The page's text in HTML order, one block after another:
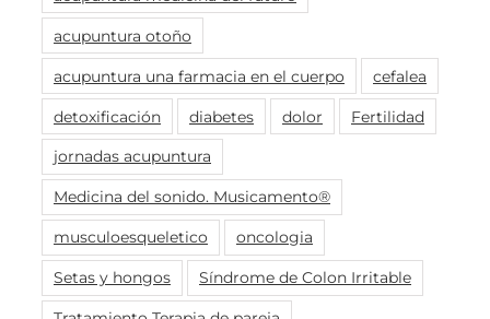
acupuntura otoño
acupuntura una farmacia en el cuerpo cefalea
detoxificación diabetes dolor Fertilidad
jornadas acupuntura
Medicina del sonido. Musicamento®
musculoesqueletico oncologia
Setas y hongos Síndrome de Colon Irritable